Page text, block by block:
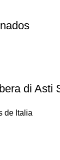
di Asti
de Italia